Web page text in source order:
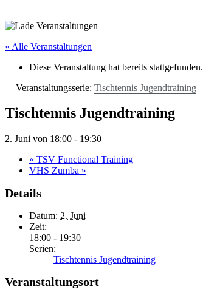
« Alle Veranstaltungen
Diese Veranstaltung hat bereits stattgefunden.
Veranstaltungsserie: Tischtennis Jugendtraining
Tischtennis Jugendtraining
2. Juni von 18:00 - 19:30
« TSV Functional Training
VHS Zumba »
Details
Datum: 2. Juni
Zeit:
18:00 - 19:30
Serien:
Tischtennis Jugendtraining
Veranstaltungsort